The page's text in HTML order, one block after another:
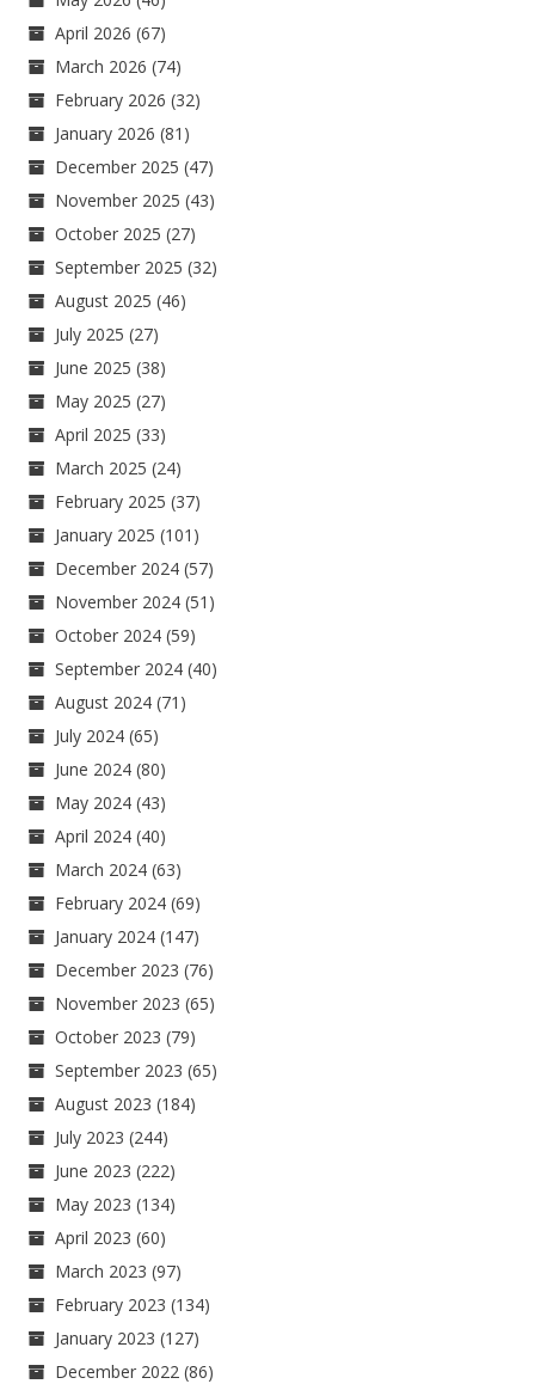
April 2026 (67)
March 2026 (74)
February 2026 (32)
January 2026 (81)
December 2025 (47)
November 2025 (43)
October 2025 (27)
September 2025 (32)
August 2025 (46)
July 2025 (27)
June 2025 (38)
May 2025 (27)
April 2025 (33)
March 2025 (24)
February 2025 (37)
January 2025 (101)
December 2024 (57)
November 2024 (51)
October 2024 (59)
September 2024 (40)
August 2024 (71)
July 2024 (65)
June 2024 (80)
May 2024 (43)
April 2024 (40)
March 2024 (63)
February 2024 (69)
January 2024 (147)
December 2023 (76)
November 2023 (65)
October 2023 (79)
September 2023 (65)
August 2023 (184)
July 2023 (244)
June 2023 (222)
May 2023 (134)
April 2023 (60)
March 2023 (97)
February 2023 (134)
January 2023 (127)
December 2022 (86)